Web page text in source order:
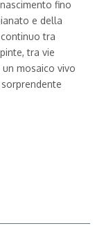
fino
e della
tra
tra vie
mosaico vivo